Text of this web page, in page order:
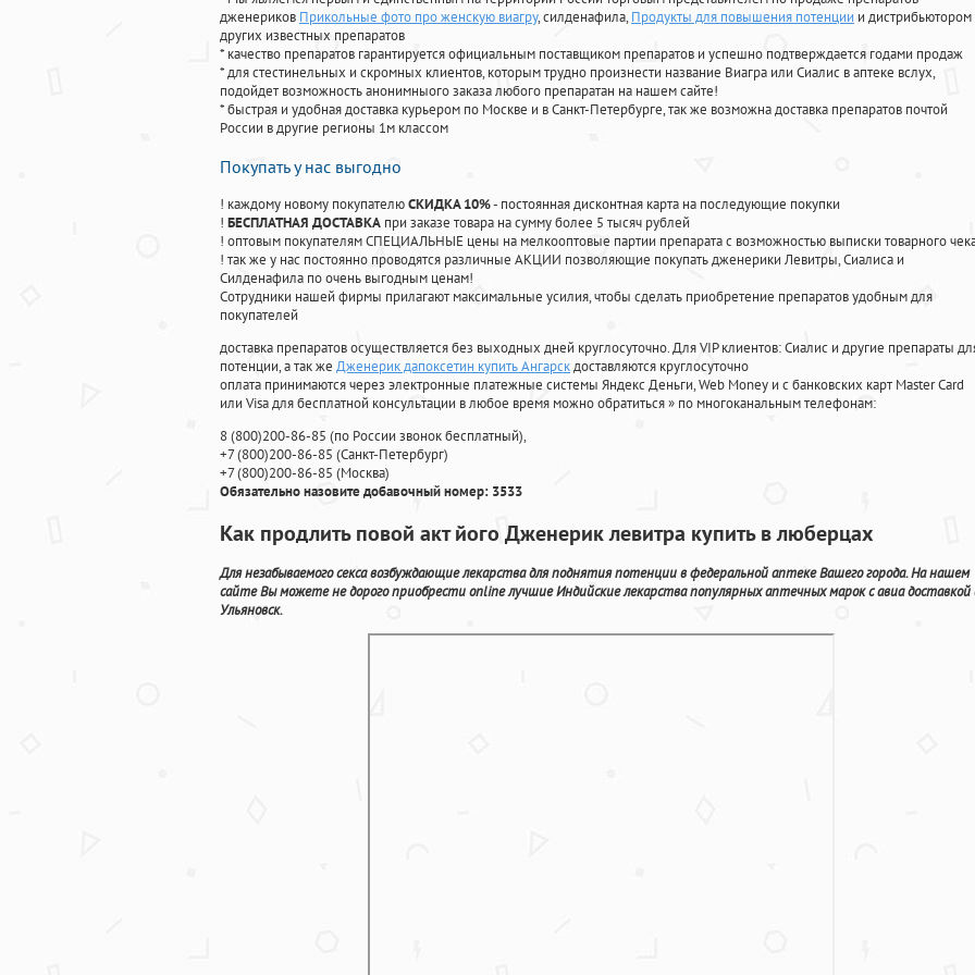
дженериков Прикольные фото про женскую виагру, силденафила, Продукты для повышения потенции и дистрибьютором
других известных препаратов
* качество препаратов гарантируется официальным поставщиком препаратов и успешно подтверждается годами продаж
* для стестинельных и скромных клиентов, которым трудно произнести название Виагра или Сиалис в аптеке вслух,
подойдет возможность анонимныого заказа любого препаратан на нашем сайте!
* быстрая и удобная доставка курьером по Москве и в Санкт-Петербурге, так же возможна доставка препаратов почтой
России в другие регионы 1м классом
Покупать у нас выгодно
! каждому новому покупателюСКИДКА 10%- постоянная дисконтная карта на последующие покупки
! БЕСПЛАТНАЯ ДОСТАВКА при заказе товара на сумму более 5 тысяч рублей
! оптовым покупателям СПЕЦИАЛЬНЫЕ цены на мелкооптовые партии препарата с возможностью выписки товарного
! так же у нас постоянно проводятся различные АКЦИИ позволяющие покупать дженерики Левитры, Сиалиса и
Силденафила по очень выгодным ценам!
Cотрудники нашей фирмы прилагают максимальные усилия, чтобы сделать приобретение препаратов удобным для
покупателей
доставка препаратов осуществляется без выходных дней круглосуточно. Для VIP клиентов: Сиалис и другие препараты
потенции, а так же Дженерик дапоксетин купить Ангарскдоставляются круглосуточно
оплата принимаются через электронные платежные системы Яндекс Деньги, Web Money и с банковских карт Master Card
или Visa для бесплатной консультации в любое время можно обратиться» по многоканальным телефонам:
8(800)200-86-85 (по России звонок бесплатный),
+7(800)200-86-85 (Санкт-Петербург)
+7(800)200-86-85 (Москва)
Обязательно назовите добавочный номер: 3533
Как продлить повой акт його Дженерик левитра купить в люберцах
Для незабываемого секса возбуждающие лекарства для поднятия потенции в федеральной аптеке Вашего города. На нашем
сайте Вы можете не дорого приобрести online лучшие Индийские лекарства популярных аптечных марок с авиа доставкой
Ульяновск.